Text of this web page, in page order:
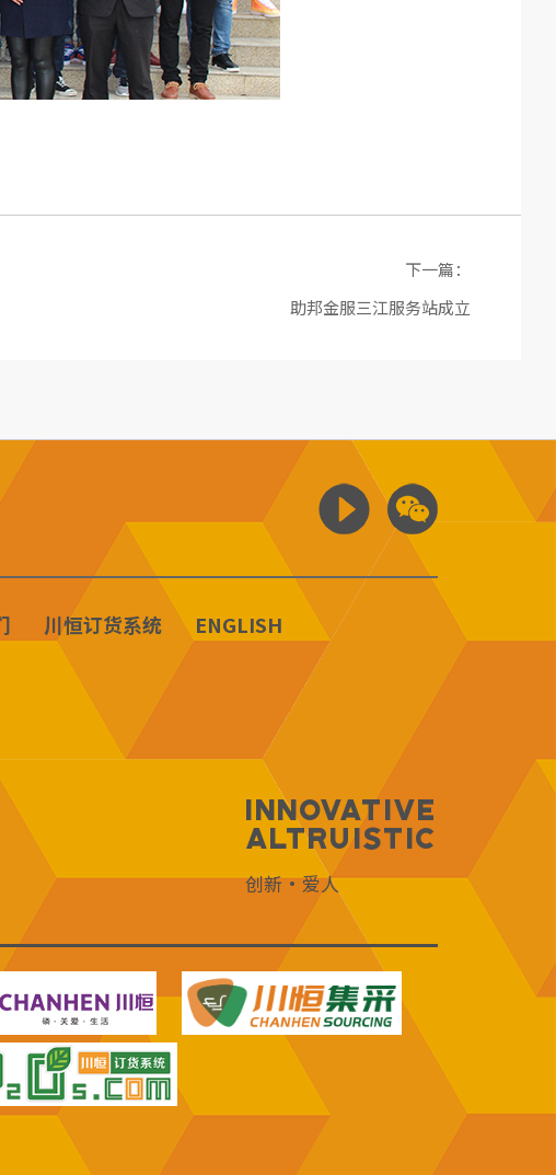
下一篇：
助邦金服三江服务站成立
川恒订货系统 ENGLISH
Innovative
Altruistic
创新·爱人